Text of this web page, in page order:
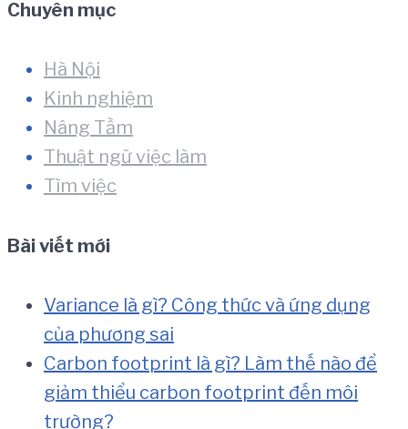
Chuyên mục
Hà Nội
Kinh nghiệm
Nâng Tầm
Thuật ngữ việc làm
Tìm việc
Bài viết mới
Variance là gì? Công thức và ứng dụng
của phương sai
Carbon footprint là gì? Làm thế nào để
giảm thiểu carbon footprint đến môi
trường?